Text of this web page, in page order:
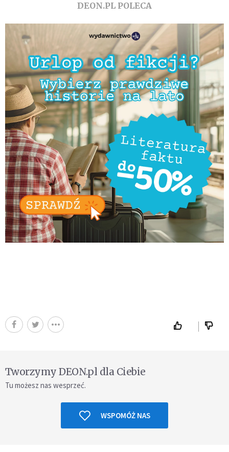
DEON.PL POLECA
Tworzymy DEON.pl dla Ciebie
Tu możesz nas wesprzeć.
WSPOMÓŻ NAS